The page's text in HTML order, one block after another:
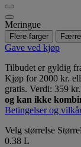
Meringue
Flere farger
Gave ved kjøp
Tilbudet er gyldig
Kjøp for 2000 kr.
gratis. Verdi: 359 kr.
og kan ikke
Betingelser og
Velg størrelse
0.38 L